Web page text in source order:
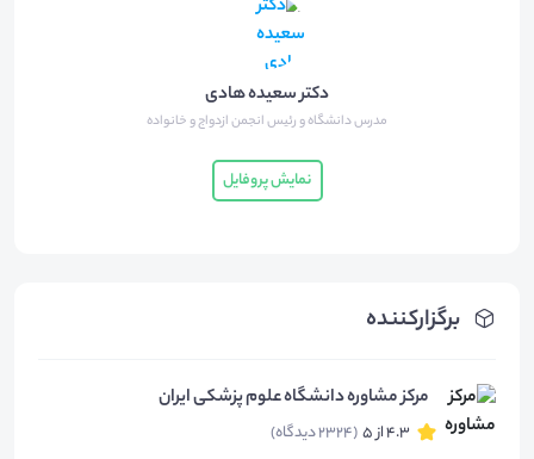
برگزارکننده
مرکز مشاوره دانشگاه علوم پزشکی ایران
4.3 از 5 (2324 دیدگاه)
دکتر سعیده هادی
مدرس دانشگاه و رئیس انجمن ازدواج و خانواده
نمایش پروفایل